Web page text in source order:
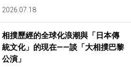
2026.07.18
相撲歷經的全球化浪潮與「日本傳
統文化」的現在——談「大相撲巴黎
公演」